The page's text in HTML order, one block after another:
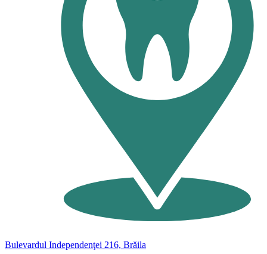
Bulevardul Independenţei 216, Brăila